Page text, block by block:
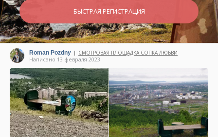
БЫСТРАЯ РЕГИСТРАЦИЯ
Roman Pozdny | СМОТРОВАЯ ПЛОЩАДКА СОПКА ЛЮБВИ
Написано 13 февраля 2023